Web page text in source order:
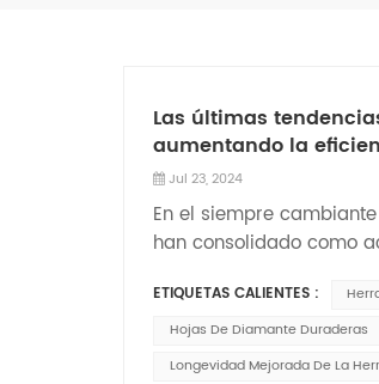
Las últimas
aumentando la
Jul 23, 2024
En el siempre
han consolidado como
y la ca...
ETIQUETAS CALIENTES :
Hojas De Diamante Duraderas
Longevidad Mejorada De La